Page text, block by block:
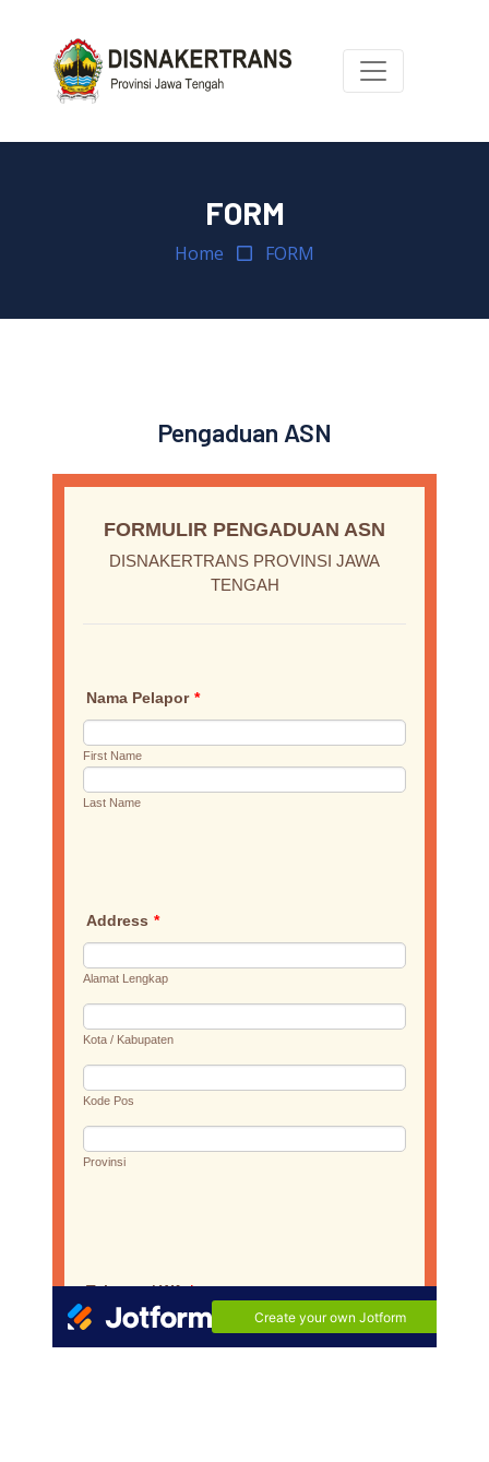
FORM
Home FORM
Pengaduan ASN